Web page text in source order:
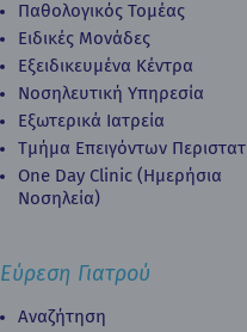
Παθολογικός Τομέας
Ειδικές Μονάδες
Εξειδικευμένα Κέντρα
Νοσηλευτική Υπηρεσία
Εξωτερικά Ιατρεία
Τμήμα Επειγόντων
Οne Day Clinic (Ημερήσια
Νοσηλεία)
Εύρεση Γιατρού
Αναζήτηση